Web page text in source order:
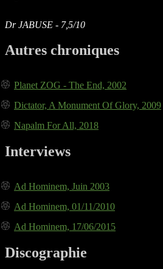
Dr JABUSE - 7,5/10
Autres chroniques
Planet ZOG - The End, 2002
Dictator, A Monument Of Glory, 2009
Napalm For All, 2018
Interviews
Ad Hominem, Juin 2003
Ad Hominem, 01/11/2010
Ad Hominem, 17/06/2015
Discographie